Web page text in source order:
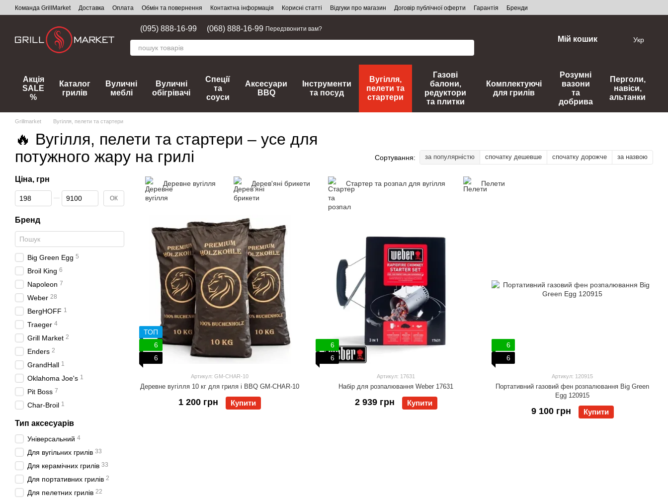
Перейти до основного контенту
Команда GrillMarket Доставка Оплата Обмін та повернення Контактна інформація Корисні статті Відгуки про магазин Договір публічної оферти Гарантія Бренди
(095) 888-16-99 (068) 888-16-99 Передзвонити вам?
Мій кошик Укр
Акція
SALE
%
Каталог
грилів
Вуличні
меблі
Вуличні
обігрівачі
Спеції
та
соуси
Аксесуари
BBQ
Інструменти
та посуд
Вугілля,
пелети та
стартери
Газові
балони,
редуктори
та плитки
Комплектуючі
для грилів
Розумні
вазони
та
добрива
Перголи,
навіси,
альтанки
Grillmarket Вугілля, пелети та стартери
🔥 Вугілля, пелети та стартери – усе для
потужного жару на грилі
Сортування: за популярністю спочатку дешевше спочатку дорожче за назвою
Деревне вугілля Дерев'яні брикети Стартер та розпал для вугілля Пелети
ТОП
6
6
Артикул: GM-CHAR-10
Деревне вугілля 10 кг для гриля і BBQ GM-CHAR-10
1 200 грн Купити
6
6
Артикул: 17631
Набір для розпалювання Weber 17631
2 939 грн Купити
6
6
Артикул: 120915
Портативний газовий фен розпалювання Big Green
Egg 120915
9 100 грн Купити
Ціна, грн
Від Ціна, грн
До Ціна, грн ОК
Бренд
Big Green Egg 5
Broil King 6
Napoleon 7
Weber 28
BergHOFF 1
Traeger 4
Grill Market 2
Enders 2
GrandHall 1
Oklahoma Joe's 1
Pit Boss 7
Char-Broil 1
Тип аксесуарів
Універсальний 4
Для вугільних грилів 33
Для керамічних грилів 33
Для портативних грилів 2
Для пелетних грилів 22